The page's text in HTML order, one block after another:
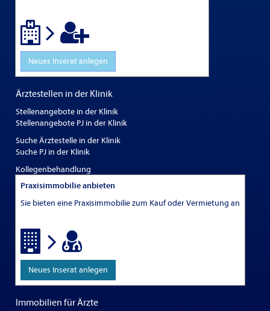
Neues Inserat anlegen
Ärztestellen in der Klinik
Stellenangebote in der Klinik
Stellenangebote PJ in der Klinik
Suche Ärztestelle in der Klinik
Suche PJ in der Klinik
Kollegenbehandlung
Praxisimmobilie anbieten
Sie bieten eine Praxisimmobilie zum Kauf oder Vermietung an
Neues Inserat anlegen
Immobilien für Ärzte